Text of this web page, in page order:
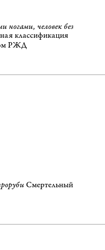
ногами, человек без
классификация
РЖД
Смертельный